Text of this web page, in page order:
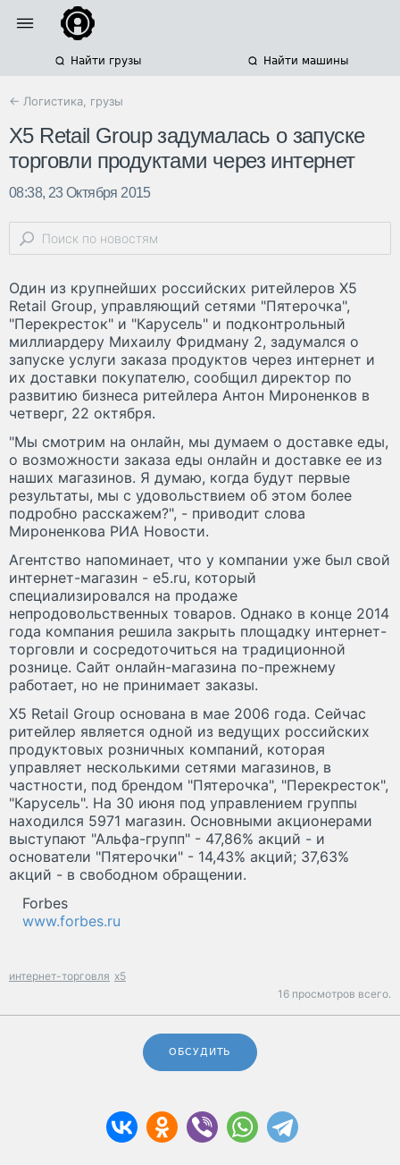
Найти грузы Найти машины
← Логистика, грузы
X5 Retail Group задумалась о запуске
торговли продуктами через интернет
08:38, 23 Октября 2015
Один из крупнейших российских ритейлеров X5
Retail Group, управляющий сетями "Пятерочка",
"Перекресток" и "Карусель" и подконтрольный
миллиардеру Михаилу Фридману 2, задумался о
запуске услуги заказа продуктов через интернет и
их доставки покупателю, сообщил директор по
развитию бизнеса ритейлера Антон Мироненков в
четверг, 22 октября.
"Мы смотрим на онлайн, мы думаем о доставке еды,
о возможности заказа еды онлайн и доставке ее из
наших магазинов. Я думаю, когда будут первые
результаты, мы с удовольствием об этом более
подробно расскажем?", - приводит слова
Мироненкова РИА Новости.
Агентство напоминает, что у компании уже был свой
интернет-магазин - e5.ru, который
специализировался на продаже
непродовольственных товаров. Однако в конце 2014
года компания решила закрыть площадку интернет-
торговли и сосредоточиться на традиционной
рознице. Сайт онлайн-магазина по-прежнему
работает, но не принимает заказы.
X5 Retail Group основана в мае 2006 года. Сейчас
ритейлер является одной из ведущих российских
продуктовых розничных компаний, которая
управляет несколькими сетями магазинов, в
частности, под брендом "Пятерочка", "Перекресток",
"Карусель". На 30 июня под управлением группы
находился 5971 магазин. Основными акционерами
выступают "Альфа-групп" - 47,86% акций - и
основатели "Пятерочки" - 14,43% акций; 37,63%
акций - в свободном обращении.
Forbes
www.forbes.ru
интернет-торговля x5
16 просмотров всего.
ОБСУДИТЬ